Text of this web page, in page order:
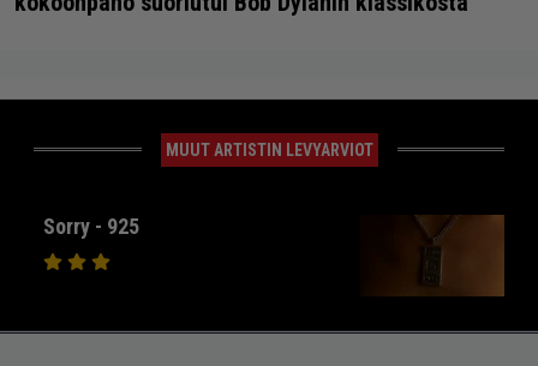
MUUT ARTISTIN LEVYARVIOT
Sorry - 925